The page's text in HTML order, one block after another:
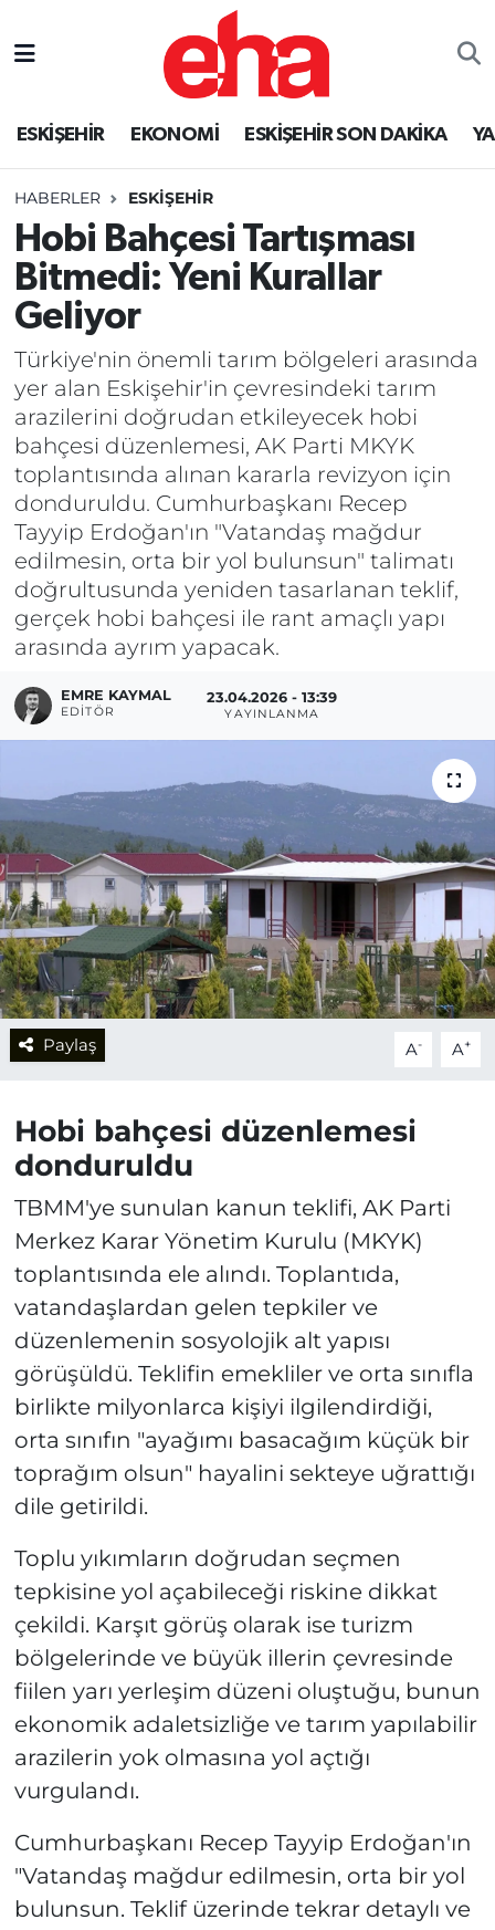
ESKİŞEHİR EKONOMİ ESKİŞEHİR SON DAKİKA
HABERLER ESKİŞEHİR
Hobi Bahçesi Tartışması
Bitmedi: Yeni Kurallar
Geliyor
Türkiye'nin önemli tarım bölgeleri arasında
yer alan Eskişehir'in çevresindeki tarım
arazilerini doğrudan etkileyecek hobi
bahçesi düzenlemesi, AK Parti MKYK
toplantısında alınan kararla revizyon için
donduruldu. Cumhurbaşkanı Recep
Tayyip Erdoğan'ın "Vatandaş mağdur
edilmesin, orta bir yol bulunsun" talimatı
doğrultusunda yeniden tasarlanan teklif,
gerçek hobi bahçesi ile rant amaçlı yapı
arasında ayrım yapacak.
EMRE KAYMAL
EDITÖR
23.04.2026 - 13:39
YAYINLANMA
Paylaş A- A+
Hobi bahçesi düzenlemesi
donduruldu
TBMM'ye sunulan kanun teklifi, AK Parti
Merkez Karar Yönetim Kurulu (MKYK)
toplantısında ele alındı. Toplantıda,
vatandaşlardan gelen tepkiler ve
düzenlemenin sosyolojik alt yapısı
görüşüldü. Teklifin emekliler ve orta sınıfla
birlikte milyonlarca kişiyi ilgilendirdiği,
orta sınıfın "ayağımı basacağım küçük bir
toprağım olsun" hayalini sekteye uğrattığı
dile getirildi.
Toplu yıkımların doğrudan seçmen
tepkisine yol açabileceği riskine dikkat
çekildi. Karşıt görüş olarak ise turizm
bölgelerinde ve büyük illerin çevresinde
fiilen yarı yerleşim düzeni oluştuğu, bunun
ekonomik adaletsizliğe ve tarım yapılabilir
arazilerin yok olmasına yol açtığı
vurgulandı.
Cumhurbaşkanı Recep Tayyip Erdoğan'ın
"Vatandaş mağdur edilmesin, orta bir yol
bulunsun. Teklif üzerinde tekrar detaylı ve